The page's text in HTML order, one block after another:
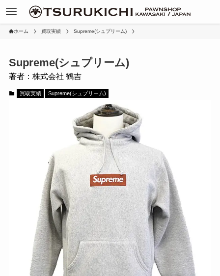
ホーム 買取実績 Supreme(シュプリーム)
Supreme(シュプリーム)
著者：株式会社 鶴吉
買取実績 Supreme(シュプリーム)